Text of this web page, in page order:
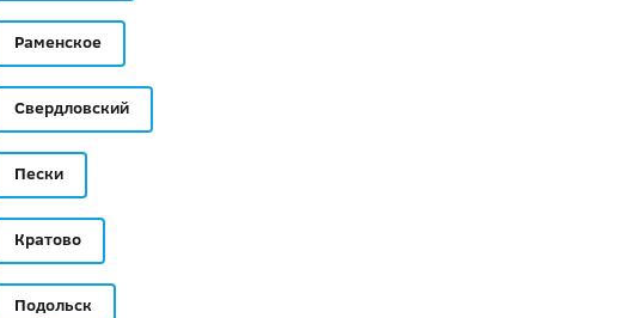
Раменское
Свердловский
Пески
Кратово
Подольск